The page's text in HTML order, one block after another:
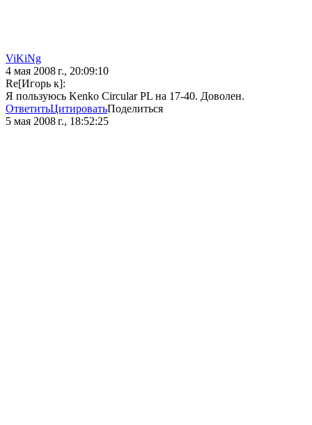
ViKiNg
4 мая 2008 г., 20:09:10
Re[Игорь к]:
Я пользуюсь Kenko Circular PL на 17-40. Доволен.
ОтветитьЦитироватьПоделиться
5 мая 2008 г., 18:52:25